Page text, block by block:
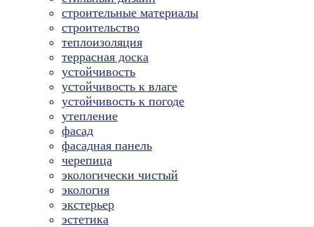
строительные материалы
строительство
теплоизоляция
террасная доска
устойчивость
устойчивость к влаге
устойчивость к погоде
утепление
фасад
фасадная панель
черепица
экологически чистый
экология
экстерьер
эстетика